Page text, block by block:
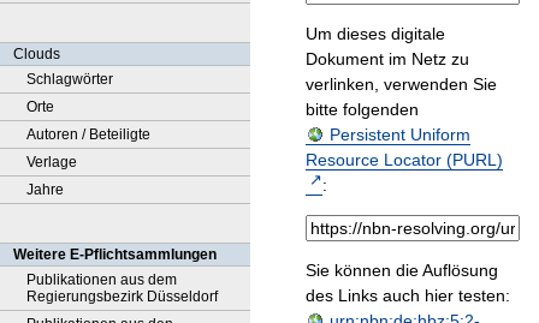
Clouds
Schlagwörter
Orte
Autoren / Beteiligte
Verlage
Jahre
Weitere E-Pflichtsammlungen
Publikationen aus dem
Regierungsbezirk Düsseldorf
Um dieses digitale
Dokument im Netz zu
verlinken, verwenden Sie
bitte folgenden
Persistent Uniform
Resource Locator (PURL)
:
Sie können die Auflösung
des Links auch hier testen: